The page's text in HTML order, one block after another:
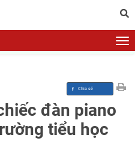
đàn piano
tiểu học